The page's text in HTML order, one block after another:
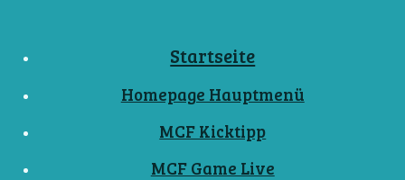
Startseite
Homepage Hauptmenü
MCF Kicktipp
MCF Game Live